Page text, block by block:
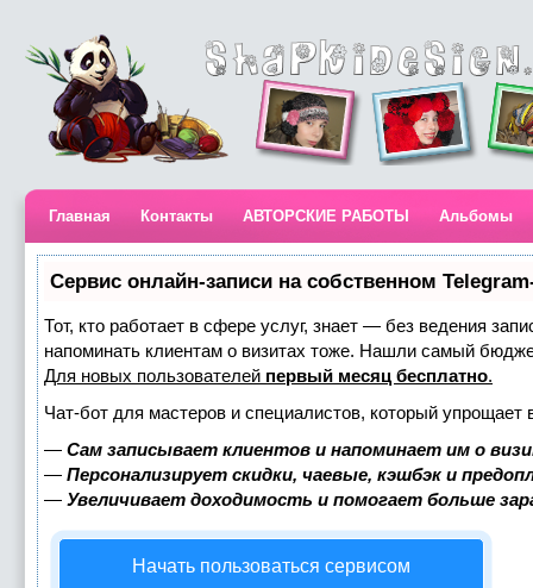
Главная Контакты АВТОРСКИЕ РАБОТЫ Альбомы
Сервис онлайн-записи на собственном
Тот, кто работает в сфере услуг, знает — без ведения
напоминать клиентам о визитах тоже. Нашли самый
Для новых пользователей первый месяц бесплатно.
Чат-бот для мастеров и специалистов, который упрощает
— Сам записывает клиентов и напоминает им о
— Персонализирует скидки, чаевые, кэшбэк и
— Увеличивает доходимость и помогает больше
Начать пользоваться сервисом